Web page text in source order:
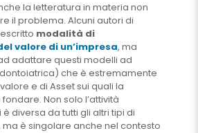
la letteratura in materia non
il problema. Alcuni autori di
modalità di
valore di un’impresa, ma
adattare questi modelli ad
che è estremamente
e di Asset sui quali la
Non solo l’attività
diversa da tutti gli altri tipi di
è singolare anche nel contesto